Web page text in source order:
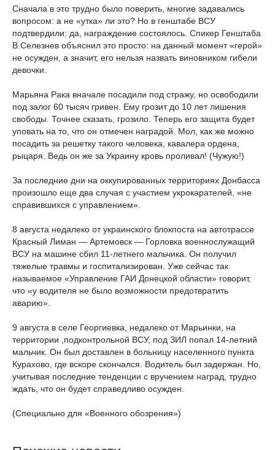
Сначала в это трудно было поверить, многие задавались
вопросом: а не «утка» ли это? Но в генштабе ВСУ
подтвердили: да, награждение состоялось. Спикер Генштаба
В.Селезнев объяснил это просто: на данный момент «герой»
не осужден, а значит, его нельзя назвать виновником гибели
девочки.
Марьяна Рака вначале посадили под стражу, но освободили
под залог 60 тысяч гривен. Ему грозит до 10 лет лишения
свободы. Точнее сказать, грозило. Теперь его защита будет
уповать на то, что он отмечен наградой. Мол, как же можно
посадить за решетку такого человека, кавалера ордена,
рыцаря. Ведь он же за Украину кровь проливал! (Чужую!)
За последние дни на оккупированных территориях Донбасса
произошло еще два случая с участием укрокарателей, «не
справившихся с управлением».
8 августа недалеко от украинского блокпоста на автотрассе
Красный Лиман — Артемовск — Горловка военнослужащий
ВСУ на машине сбил 11-летнего мальчика. Он получил
тяжелые травмы и госпитализирован. Уже сейчас так
называемое «Управление ГАИ Донецкой области» говорит,
что «у водителя не было возможности предотвратить
аварию».
9 августа в селе Георгиевка, недалеко от Марьинки, на
территории ,подконтрольной ВСУ, под ЗИЛ попал 14-летний
мальчик. Он был доставлен в больницу населенного пункта
Курахово, где вскоре скончался. Водитель был задержан. Но,
учитывая последние тенденции с вручением наград, трудно
ждать, что он будет справедливо осужден.
(Специально для «Военного обозрения»)